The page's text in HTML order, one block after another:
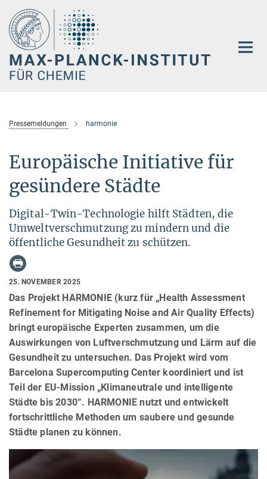
Hauptinhalt
Pressemeldungen harmonie
Europäische Initiative für
gesündere Städte
Digital-Twin-Technologie hilft Städten, die
Umweltverschmutzung zu mindern und die
öffentliche Gesundheit zu schützen.
25. NOVEMBER 2025
Das Projekt HARMONIE (kurz für „Health Assessment
Refinement for Mitigating Noise and Air Quality Effects)
bringt europäische Experten zusammen, um die
Auswirkungen von Luftverschmutzung und Lärm auf die
Gesundheit zu untersuchen. Das Projekt wird vom
Barcelona Supercomputing Center koordiniert und ist
Teil der EU-Mission „Klimaneutrale und intelligente
Städte bis 2030“. HARMONIE nutzt und entwickelt
fortschrittliche Methoden um saubere und gesunde
Städte planen zu können.